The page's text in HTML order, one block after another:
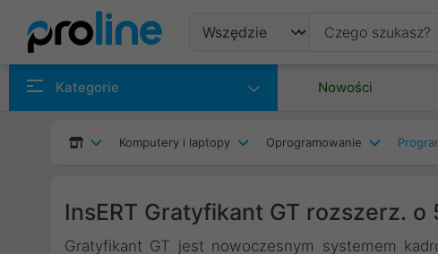
Kategorie Nowości
Komputery i laptopy Oprogramowanie
InsERT Gratyfikant GT rozszerz.
Gratyfikant GT jest nowoczesnym systemem